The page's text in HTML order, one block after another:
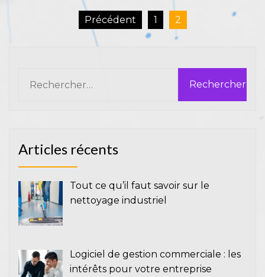
Précédent 1 2
Articles récents
Tout ce qu’il faut savoir sur le
nettoyage industriel
Logiciel de gestion commerciale : les
intérêts pour votre entreprise